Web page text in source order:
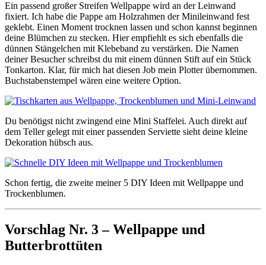
Ein passend großer Streifen Wellpappe wird an der Leinwand
fixiert. Ich habe die Pappe am Holzrahmen der Minileinwand fest
geklebt. Einen Moment trocknen lassen und schon kannst beginnen
deine Blümchen zu stecken. Hier empfiehlt es sich ebenfalls die
dünnen Stängelchen mit Klebeband zu verstärken. Die Namen
deiner Besucher schreibst du mit einem dünnen Stift auf ein Stück
Tonkarton. Klar, für mich hat diesen Job mein Plotter übernommen.
Buchstabenstempel wären eine weitere Option.
Du benötigst nicht zwingend eine Mini Staffelei. Auch direkt auf
dem Teller gelegt mit einer passenden Serviette sieht deine kleine
Dekoration hübsch aus.
Schon fertig, die zweite meiner 5 DIY Ideen mit Wellpappe und
Trockenblumen.
Vorschlag Nr. 3 – Wellpappe und
Butterbrottüten